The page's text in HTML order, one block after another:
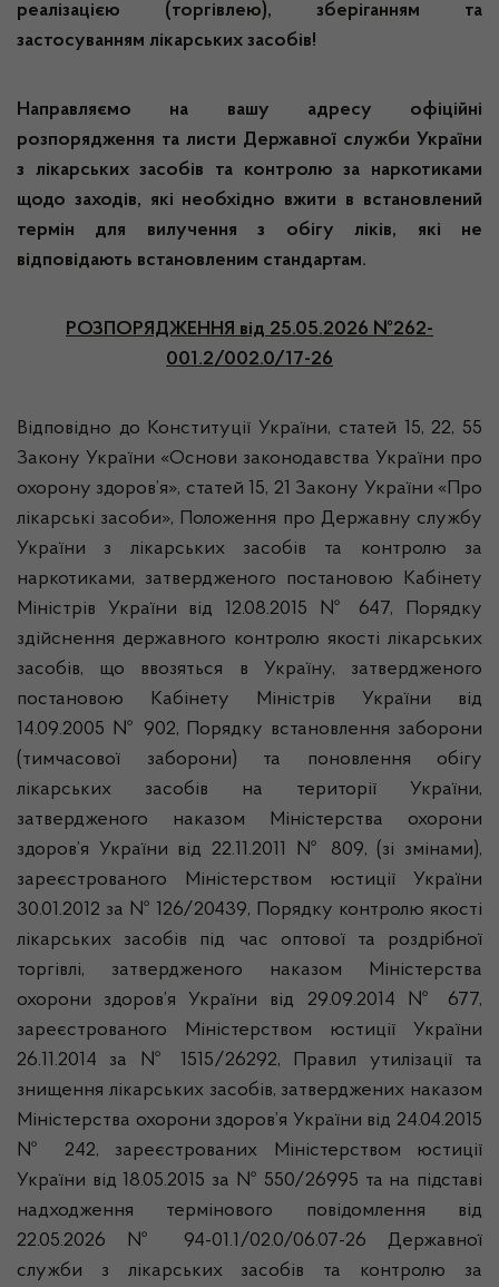
реалізацією (торгівлею), зберіганням та
застосуванням лікарських засобів!
Направляємо на вашу адресу офіційні
розпорядження та листи Державної служби України
з лікарських засобів та контролю за наркотиками
щодо заходів, які необхідно вжити в встановлений
термін для вилучення з обігу ліків, які не
відповідають встановленим стандартам.
РОЗПОРЯДЖЕННЯ від 25.05.2026 №262-
001.2/002.0/17-26
Відповідно до Конституції України, статей 15, 22, 55
Закону України «Основи законодавства України про
охорону здоров’я», статей 15, 21 Закону України «Про
лікарські засоби», Положення про Державну службу
України з лікарських засобів та контролю за
наркотиками, затвердженого постановою Кабінету
Міністрів України від 12.08.2015 № 647, Порядку
здійснення державного контролю якості лікарських
засобів, що ввозяться в Україну, затвердженого
постановою Кабінету Міністрів України від
14.09.2005 № 902, Порядку встановлення заборони
(тимчасової заборони) та поновлення обігу
лікарських засобів на території України,
затвердженого наказом Міністерства охорони
здоров’я України від 22.11.2011 № 809, (зі змінами),
зареєстрованого Міністерством юстиції України
30.01.2012 за № 126/20439, Порядку контролю якості
лікарських засобів під час оптової та роздрібної
торгівлі, затвердженого наказом Міністерства
охорони здоров’я України від 29.09.2014 № 677,
зареєстрованого Міністерством юстиції України
26.11.2014 за № 1515/26292, Правил утилізації та
знищення лікарських засобів, затверджених наказом
Міністерства охорони здоров’я України від 24.04.2015
№ 242, зареєстрованих Міністерством юстиції
України від 18.05.2015 за № 550/26995 та на підставі
надходження термінового повідомлення від
22.05.2026 № 94-01.1/02.0/06.07-26 Державної
служби з лікарських засобів та контролю за